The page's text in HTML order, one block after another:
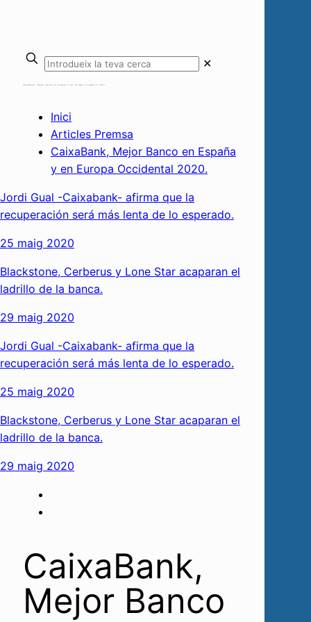
✕
Inici
Articles Premsa
CaixaBank, Mejor Banco en España y en
Europa Occidental 2020.
Jordi Gual -Caixabank- afirma que la recuperación será más
lenta de lo esperado.
25 maig 2020
Blackstone, Cerberus y Lone Star acaparan el ladrillo de la
banca.
29 maig 2020
Jordi Gual -Caixabank- afirma que la recuperación será más
lenta de lo esperado.
25 maig 2020
Blackstone, Cerberus y Lone Star acaparan el ladrillo de la
banca.
29 maig 2020
CaixaBank, Mejor
Banco en